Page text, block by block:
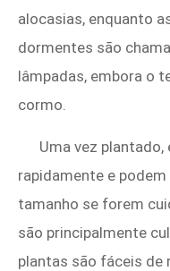
alocasias, enquanto
dormentes são
lâmpadas, embora o
cormo.
Uma vez
rapidamente e
tamanho se forem
são principalmente
plantas são fáceis de